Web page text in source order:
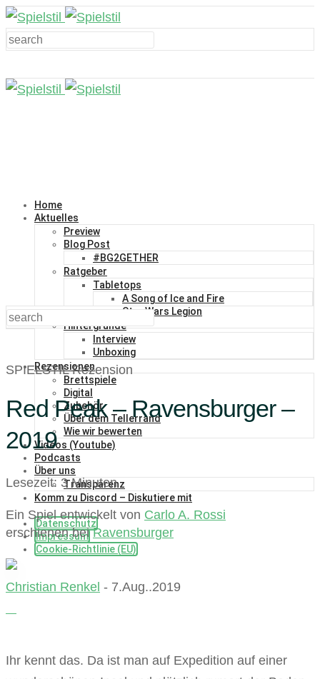
Home
Aktuelles
Preview
Blog Post
#BG2GETHER
Ratgeber
Tabletops
A Song of Ice and Fire
Star Wars Legion
Hintergründe
Interview
Unboxing
Rezensionen
Brettspiele
Digital
Zubehör
Über dem Tellerrand
Wie wir bewerten
Videos (Youtube)
Podcasts
Über uns
Transparenz
Komm zu Discord – Diskutiere mit
Datenschutz
Impressum
Cookie-Richtlinie (EU)
SPIELSTIL Rezension
Red Peak – Ravensburger –
2019
Lesezeit: 3 Minuten
Ein Spiel entwickelt von Carlo A. Rossi
erschienen beiRavensburger
Christian Renkel - 7.Aug..2019
Ihr kennt das. Da ist man auf Expedition auf einer